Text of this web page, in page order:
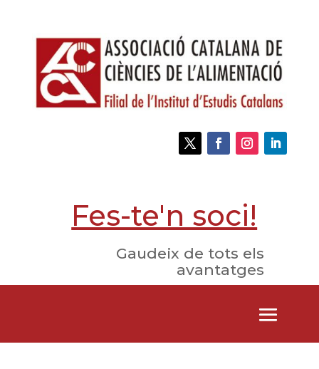
Fes-te'n soci!
Gaudeix de tots els
avantatges